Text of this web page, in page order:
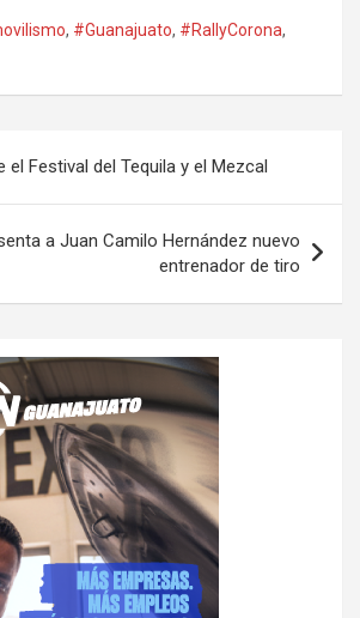
, #Guanajuato, #RallyCorona,
el Festival del Tequila y el Mezcal
a Juan Camilo Hernández nuevo
entrenador de tiro